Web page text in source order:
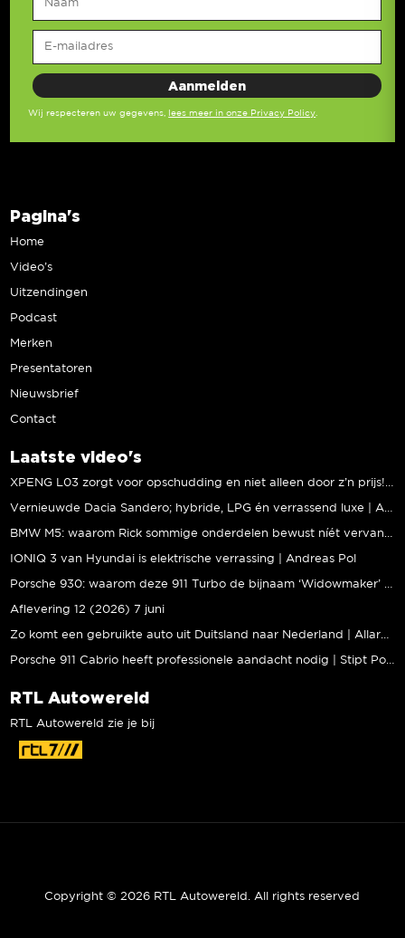
Wij respecteren uw gegevens, lees meer in onze Privacy Policy
Pagina's
Home
Video’s
Uitzendingen
Podcast
Merken
Presentatoren
Nieuwsbrief
Contact
Laatste video's
IONIQ 3 van Hyundai is elektrische verrassing | Andreas Pol
Aflevering 12 (2026) 7 juni
RTL Autowereld
RTL Autowereld zie je bij
Copyright © 2026 RTL Autowereld. All rights reserved